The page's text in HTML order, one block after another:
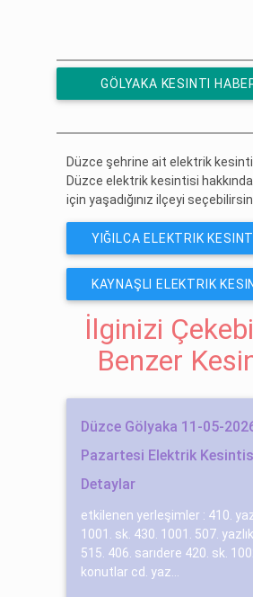
GÖLYAKA KESINTI
Düzce şehrine ait elektrik
Düzce elektrik kesintisi
için yaşadığınız ilçeyi
YIĞILCA ELEKTRIK
KAYNAŞLI ELEKTRIK
İlginizi
Benzer
Düzce Gölyaka 11-05-
Pazartesi Elektrik
Detaylar
etkilenen yerleşimler : 410.
1001. sk. 430. 1001. 507.
515. 406. sarıdere 420. sk.
konutlar cd. yaz...